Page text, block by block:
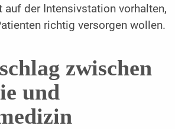
auf der Intensivstation vorhalten,
richtig versorgen wollen.
zwischen
und